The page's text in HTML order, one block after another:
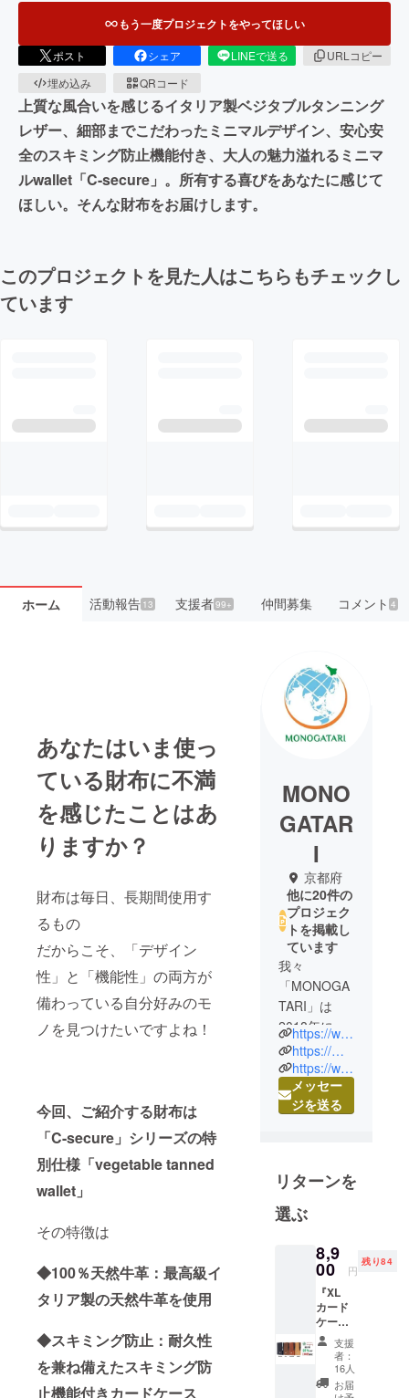
もう一度プロジェクトをやってほしい
ポスト シェア LINEで送る
URLコピー
埋め込み
QRコード
上質な風合いを感じるイタリア製ベジタブルタンニング
レザー、細部までこだわったミニマルデザイン、安心安
全のスキミング防止機能付き、大人の魅力溢れるミニマ
ルwallet「C-secure」。所有する喜びをあなたに感じて
ほしい。そんな財布をお届けします。
このプロジェクトを見た人はこちらもチェックし
ています
ホーム 活動報告13 支援者99+ 仲間募集 コメント4
あなたはいま使っ
ている財布に不満
を感じたことはあ
りますか？
財布は毎日、長期間使用す
るもの
だからこそ、「デザイン
性」と「機能性」の両方が
備わっている自分好みのモ
ノを見つけたいですよね！
今回、ご紹介する財布は
「C-secure」シリーズの特
別仕様「vegetable tanned
wallet」
その特徴は
◆100％天然牛革：最高級イ
タリア製の天然牛革を使用
◆スキミング防止：耐久性
を兼ね備えたスキミング防
止機能付きカードケース
MONO
GATAR
I
京都府
他に20件の
プロジェク
トを掲載し
ています
我々
「MONOGA
TARI」は
2018年に設
立した新し
い会社で
す。
ジョンは
より楽しい
日常を提案
すべく、世
界に埋もれ
ている《良
いモノ》を
発掘し、世
の中に広
め、開発者
と消費者の
https://www.instagram.com/monogatari.japan/
https://monogatari-japan.com/
https://www.monogatari.online/
メッセー
ジを送る
リターンを
選ぶ
8,9
00 円
残り84
『XL
カード
ケース
（コイ
ンポ
ケット
な
し）』
支援
者：
16人
お届